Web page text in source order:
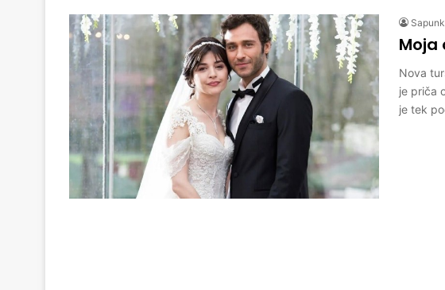
Moja
Nova
je priča
je tek